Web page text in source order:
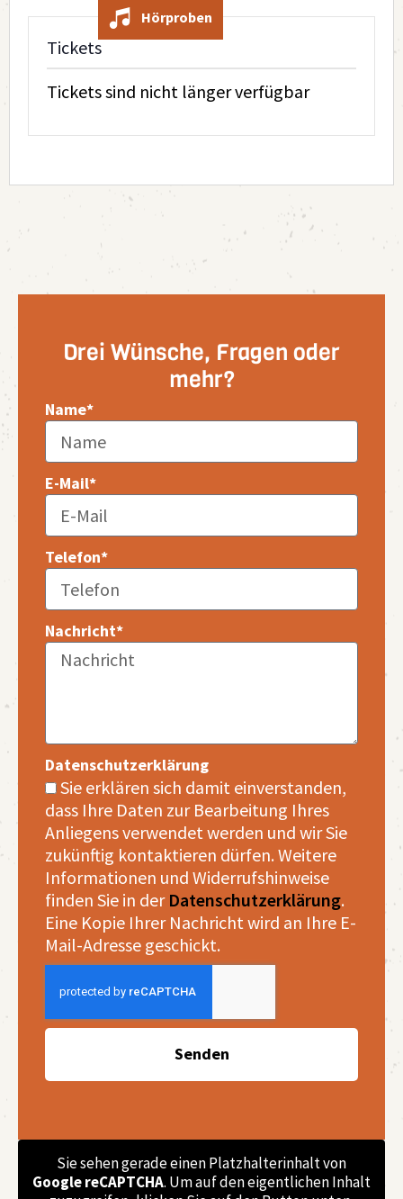
Tickets
Tickets sind nicht länger verfügbar
Drei Wünsche, Fragen oder
mehr?
Name*
E-Mail*
Telefon*
Nachricht*
Datenschutzerklärung
Sie erklären sich damit einverstanden,
dass Ihre Daten zur Bearbeitung Ihres
Anliegens verwendet werden und wir Sie
zukünftig kontaktieren dürfen. Weitere
Informationen und Widerrufshinweise
finden Sie in der Datenschutzerklärung.
Eine Kopie Ihrer Nachricht wird an Ihre E-
Mail-Adresse geschickt.
Senden
Sie sehen gerade einen Platzhalterinhalt von
Google reCAPTCHA. Um auf den eigentlichen Inhalt
Hörproben